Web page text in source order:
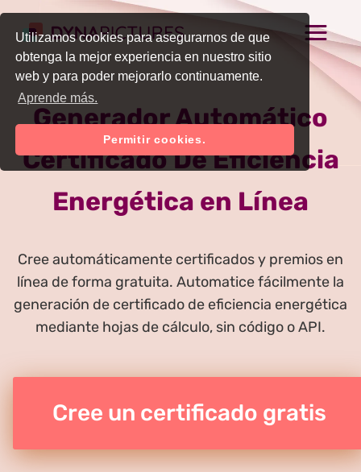
Utilizamos cookies para asegurarnos de que
obtenga la mejor experiencia en nuestro sitio
web y para poder mejorarlo continuamente.
Aprende más.
Permitir cookies.
Generador Automático
Certificado De Eficiencia
Energética en Línea
Cree automáticamente certificados y premios en
línea de forma gratuita. Automatice fácilmente la
generación de certificado de eficiencia energética
mediante hojas de cálculo, sin código o API.
Cree un certificado gratis